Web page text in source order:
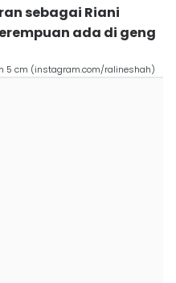
sebagai Riani
ada di geng
5 cm (instagram.com/ralineshah)